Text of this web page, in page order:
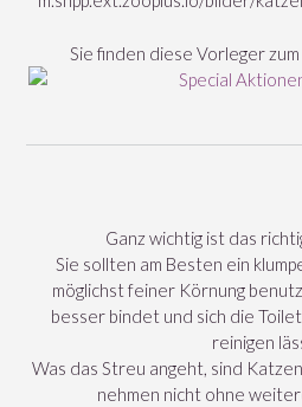
Sie finden diese Vorleger
Ganz wichtig ist das
Sie sollten am Besten ein
möglichst feiner Körnung
besser bindet und sich die
reinigen
Was das Streu angeht, sind
nehmen nicht ohne